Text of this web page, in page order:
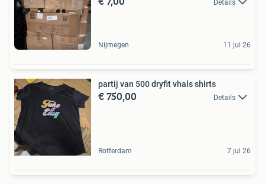
Details
Nijmegen 11 jul 26
partij van 500 dryfit vhals shirts
€ 750,00 Details
Rotterdam 7 jul 26